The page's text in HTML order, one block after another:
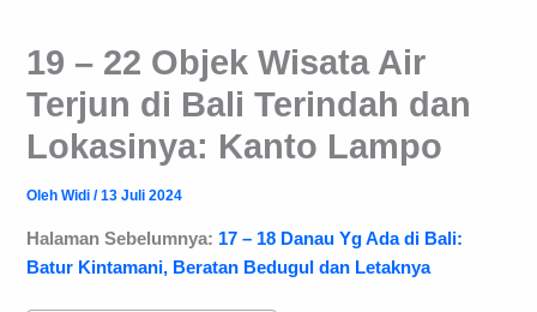
19 – 22 Objek Wisata Air
Terjun di Bali Terindah dan
Lokasinya: Kanto Lampo
OlehWidi/13 Juli 2024
Halaman Sebelumnya: 17 – 18 Danau Yg Ada di Bali:
Batur Kintamani, Beratan Bedugul dan Letaknya